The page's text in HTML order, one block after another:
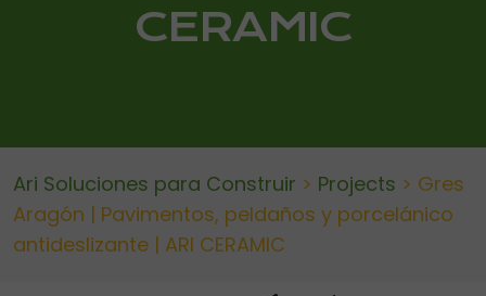
CERAMIC
Ari Soluciones para Construir > Projects > Gres
Aragón | Pavimentos, peldaños y porcelánico
antideslizante | ARI CERAMIC